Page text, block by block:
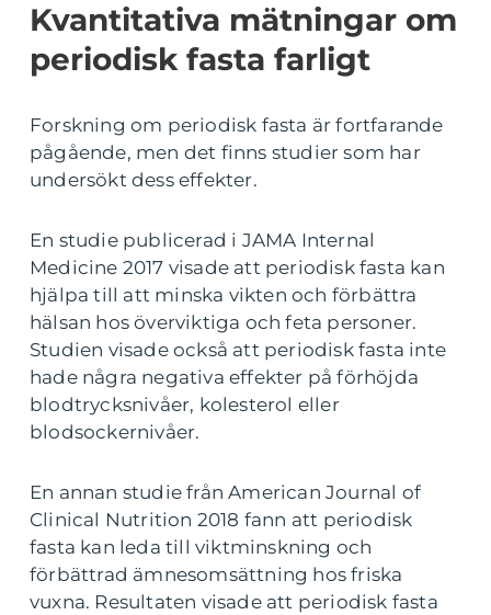
Kvantitativa mätningar om
periodisk fasta farligt
Forskning om periodisk fasta är fortfarande
pågående, men det finns studier som har
undersökt dess effekter.
En studie publicerad i JAMA Internal
Medicine 2017 visade att periodisk fasta kan
hjälpa till att minska vikten och förbättra
hälsan hos överviktiga och feta personer.
Studien visade också att periodisk fasta inte
hade några negativa effekter på förhöjda
blodtrycksnivåer, kolesterol eller
blodsockernivåer.
En annan studie från American Journal of
Clinical Nutrition 2018 fann att periodisk
fasta kan leda till viktminskning och
förbättrad ämnesomsättning hos friska
vuxna. Resultaten visade att periodisk fasta